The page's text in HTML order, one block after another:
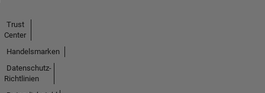
Trust
Center
Handelsmarken
Datenschutz-
Richtlinien